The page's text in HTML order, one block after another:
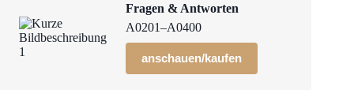
Fragen & Antworten
A0201–A0400
anschauen/kaufen